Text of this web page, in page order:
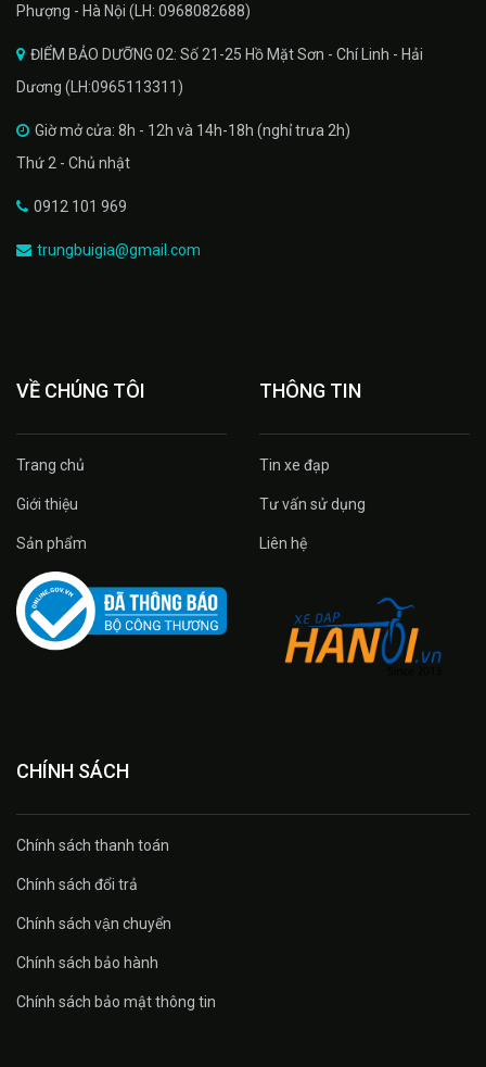
Phượng - Hà Nội (LH: 0968082688)
ĐIỂM BẢO DƯỠNG 02: Số 21-25 Hồ Mặt Sơn - Chí Linh - Hải
Dương (LH:0965113311)
Giờ mở cửa: 8h - 12h và 14h-18h (nghỉ trưa 2h)
Thứ 2 - Chủ nhật
0912 101 969
trungbuigia@gmail.com
VỀ CHÚNG TÔI
Trang chủ
Giới thiệu
Sản phẩm
THÔNG TIN
Tin xe đạp
Tư vấn sử dụng
Liên hệ
CHÍNH SÁCH
Chính sách thanh toán
Chính sách đổi trả
Chính sách vận chuyển
Chính sách bảo hành
Chính sách bảo mật thông tin